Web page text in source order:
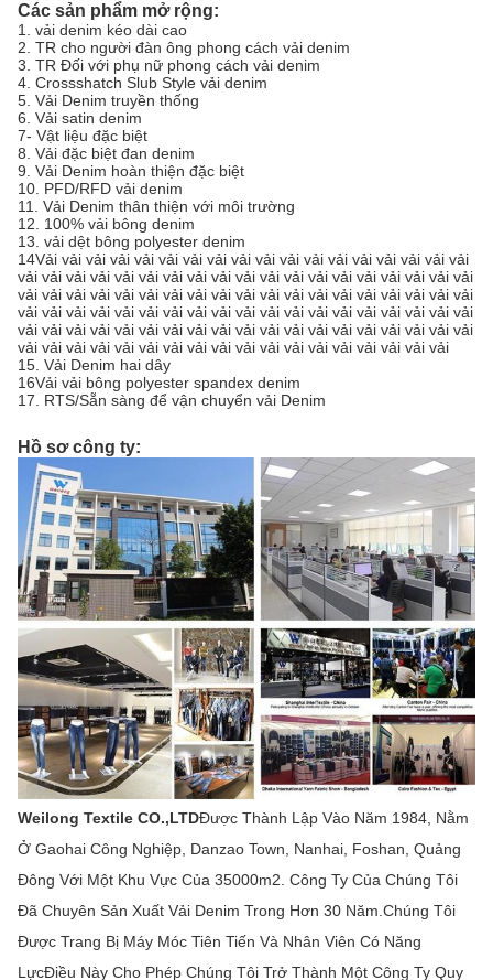
Các sản phẩm mở rộng:
1. vải denim kéo dài cao
2. TR cho người đàn ông phong cách vải denim
3. TR Đối với phụ nữ phong cách vải denim
4. Crossshatch Slub Style vải denim
5. Vải Denim truyền thống
6. Vải satin denim
7- Vật liệu đặc biệt
8. Vải đặc biệt đan denim
9. Vải Denim hoàn thiện đặc biệt
10. PFD/RFD vải denim
11. Vải Denim thân thiện với môi trường
12. 100% vải bông denim
13. vải dệt bông polyester denim
14Vải vải vải vải vải vải vải vải vải vải vải vải vải vải vải vải vải vải
vải vải vải vải vải vải vải vải vải vải vải vải vải vải vải vải vải vải vải
vải vải vải vải vải vải vải vải vải vải vải vải vải vải vải vải vải vải vải
vải vải vải vải vải vải vải vải vải vải vải vải vải vải vải vải vải vải vải
vải vải vải vải vải vải vải vải vải vải vải vải vải vải vải vải vải vải vải
vải vải vải vải vải vải vải vải vải vải vải vải vải vải vải vải vải vải
15. Vải Denim hai dây
16Vải vải bông polyester spandex denim
17. RTS/Sẵn sàng để vận chuyển vải Denim
Hồ sơ công ty:
Weilong Textile CO.,LTDĐược Thành Lập Vào Năm 1984, Nằm
Ở Gaohai Công Nghiệp, Danzao Town, Nanhai, Foshan, Quảng
Đông Với Một Khu Vực Của 35000m2. Công Ty Của Chúng Tôi
Đã Chuyên Sản Xuất Vải Denim Trong Hơn 30 Năm.Chúng Tôi
Được Trang Bị Máy Móc Tiên Tiến Và Nhân Viên Có Năng
LựcĐiều Này Cho Phép Chúng Tôi Trở Thành Một Công Ty Quy